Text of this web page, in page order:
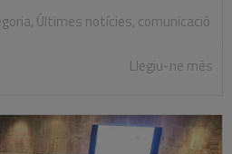
, Últimes notícies, comunicació
Llegiu-ne més